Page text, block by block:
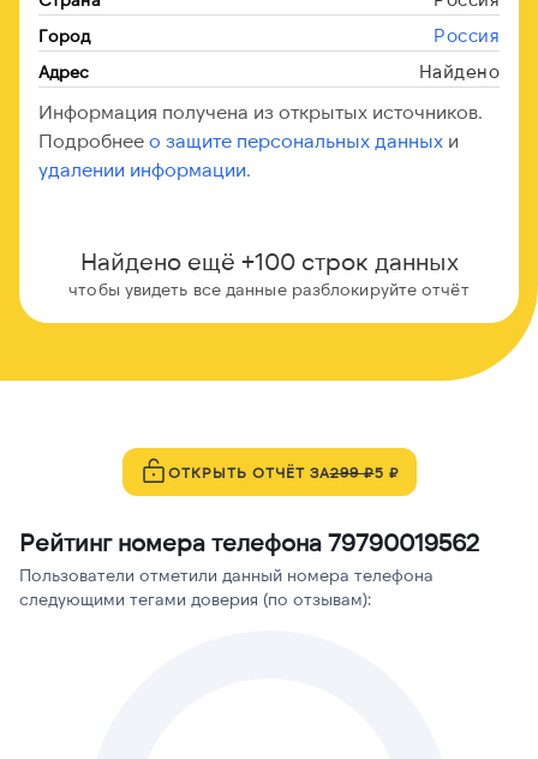
Город Россия
Адрес Найдено
Информация получена из открытых источников.
Подробнее о защите персональных данных и
удалении информации.
Найдено ещё +100 строк данных
чтобы увидеть все данные разблокируйте отчёт
ОТКРЫТЬ ОТЧЁТ ЗА299 ₽5 ₽
Рейтинг номера телефона 79790019562
Пользователи отметили данный номера телефона
следующими тегами доверия (по отзывам):